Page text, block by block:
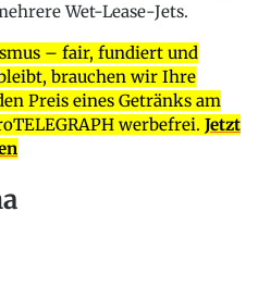
Wet-Lease-Jets.
– fair, fundiert und
brauchen wir Ihre
Preis eines Getränks am
werbefrei. Jetzt